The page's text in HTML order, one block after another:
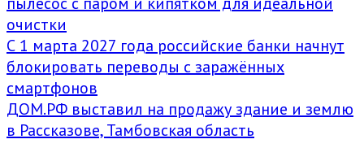
очистки
С 1 марта 2027 года российские банки начнут
блокировать переводы с заражённых
смартфонов
ДОМ.РФ выставил на продажу здание и землю
в Рассказове, Тамбовская область